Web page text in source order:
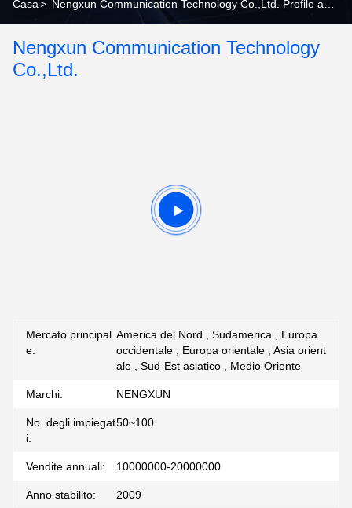
Casa>
Nengxun Communication Technology
Co.,Ltd.
Mercato principal
e:
America del Nord , Sudamerica , Europa
occidentale , Europa orientale , Asia orient
ale , Sud-Est asiatico , Medio Oriente
Marchi: NENGXUN
No. degli impiegat
i:
50~100
Vendite annuali: 10000000-20000000
Anno stabilito: 2009